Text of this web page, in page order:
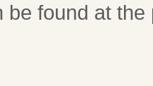
be found at